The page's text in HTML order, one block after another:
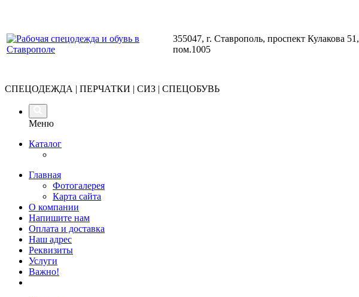
355047, г. Ставрополь, проспект Кулакова 51,
пом.1005
СПЕЦОДЕЖДА | ПЕРЧАТКИ | СИЗ | СПЕЦОБУВЬ
Меню
Каталог
Главная
Фотогалерея
Карта сайта
О компании
Напишите нам
Оплата и доставка
Наш адрес
Реквизиты
Услуги
Важно!